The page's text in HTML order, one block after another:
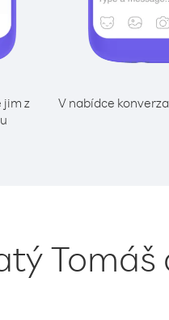
jim z
V nabídce
Tomáš